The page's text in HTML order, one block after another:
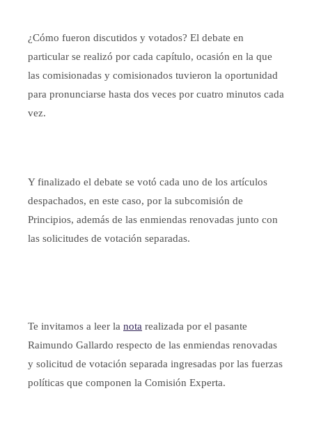
¿Cómo fueron discutidos y votados? El debate en
particular se realizó por cada capítulo, ocasión en la que
las comisionadas y comisionados tuvieron la oportunidad
para pronunciarse hasta dos veces por cuatro minutos cada
vez.
Y finalizado el debate se votó cada uno de los artículos
despachados, en este caso, por la subcomisión de
Principios, además de las enmiendas renovadas junto con
las solicitudes de votación separadas.
Te invitamos a leer la nota realizada por el pasante
Raimundo Gallardo respecto de las enmiendas renovadas
y solicitud de votación separada ingresadas por las fuerzas
políticas que componen la Comisión Experta.